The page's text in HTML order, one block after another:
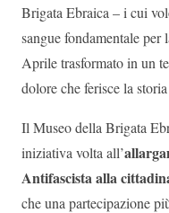
Brigata Ebraica – i cui
sangue fondamentale
Aprile trasformato in un
dolore che ferisce la
Il Museo della Brigata
iniziativa volta all’
Antifascista alla
che una partecipazione